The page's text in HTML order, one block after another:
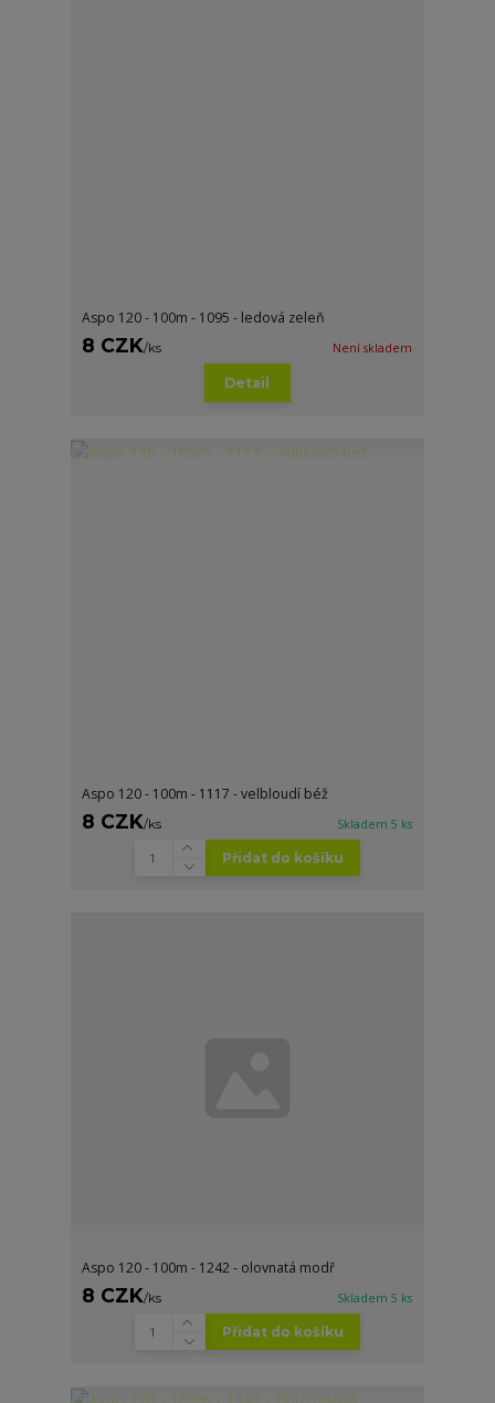
Aspo 120 - 100m - 1095 - ledová zeleň
8 CZK/ks Není skladem
Detail
Aspo 120 - 100m - 1117 - velbloudí béž
8 CZK/ks Skladem 5 ks
Přidat do košíku
Aspo 120 - 100m - 1242 - olovnatá modř
8 CZK/ks Skladem 5 ks
Přidat do košíku